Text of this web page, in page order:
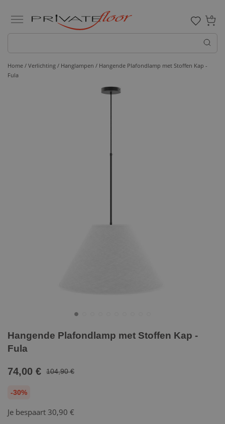
0
Home / Verlichting / Hanglampen / Hangende Plafondlamp met Stoffen Kap -
Fula
Hangende Plafondlamp met Stoffen Kap -
Fula
74,00 € 104,90 €
-30%
Je bespaart 30,90 €